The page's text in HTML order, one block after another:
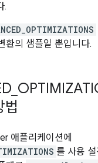
.
환의 샘플일 뿐입니다.
법
애플리케이션에
를 사용